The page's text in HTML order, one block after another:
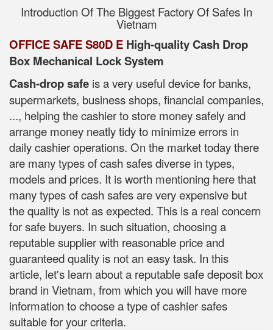
Introduction Of The Biggest Factory Of Safes In
Vietnam
OFFICE SAFE S80D E High-quality Cash Drop
Box Mechanical Lock System
Cash-drop safe is a very useful device for banks,
supermarkets, business shops, financial companies,
..., helping the cashier to store money safely and
arrange money neatly tidy to minimize errors in
daily cashier operations. On the market today there
are many types of cash safes diverse in types,
models and prices. It is worth mentioning here that
many types of cash safes are very expensive but
the quality is not as expected. This is a real concern
for safe buyers. In such situation, choosing a
reputable supplier with reasonable price and
guaranteed quality is not an easy task. In this
article, let's learn about a reputable safe deposit box
brand in Vietnam, from which you will have more
information to choose a type of cashier safes
suitable for your criteria.